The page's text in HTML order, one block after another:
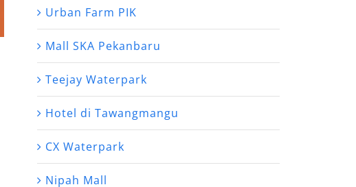
Urban Farm PIK
Mall SKA Pekanbaru
Teejay Waterpark
Hotel di Tawangmangu
CX Waterpark
Nipah Mall